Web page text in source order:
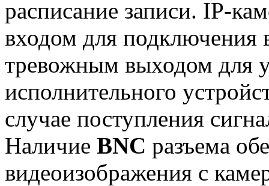
расписание записи. IP-
входом для подключения
тревожным выходом для
исполнительного
случае поступления
Наличие BNC разъема
видеоизображения с